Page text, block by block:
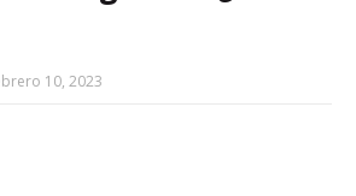
10, 2023